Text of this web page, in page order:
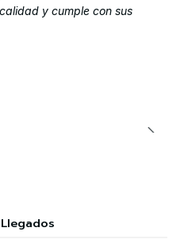
y cumple con sus